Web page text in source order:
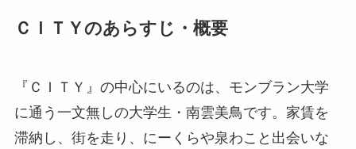
ＣＩＴＹのあらすじ・概要
『ＣＩＴＹ』の中心にいるのは、モンブラン大学
に通う一文無しの大学生・南雲美鳥です。家賃を
滞納し、街を走り、にーくらや泉わこと出会いな